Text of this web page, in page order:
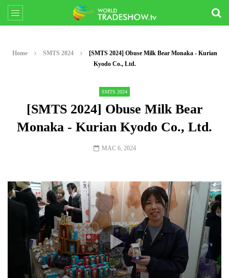
Home SMTS 2024
[SMTS 2024] Obuse Milk Bear Monaka - Kurian
Kyodo Co., Ltd.
SMTS 2024
[SMTS 2024] Obuse Milk Bear
Monaka - Kurian Kyodo Co., Ltd.
MAC 6, 2024